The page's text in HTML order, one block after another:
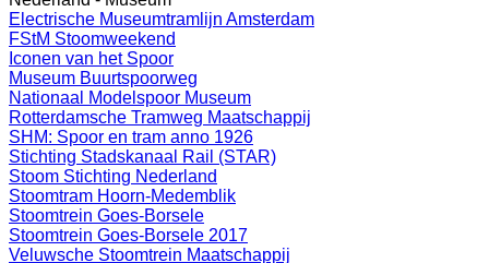
Electrische Museumtramlijn Amsterdam
FStM Stoomweekend
Iconen van het Spoor
Museum Buurtspoorweg
Nationaal Modelspoor Museum
Rotterdamsche Tramweg Maatschappij
SHM: Spoor en tram anno 1926
Stichting Stadskanaal Rail (STAR)
Stoom Stichting Nederland
Stoomtram Hoorn-Medemblik
Stoomtrein Goes-Borsele
Stoomtrein Goes-Borsele 2017
Veluwsche Stoomtrein Maatschappij